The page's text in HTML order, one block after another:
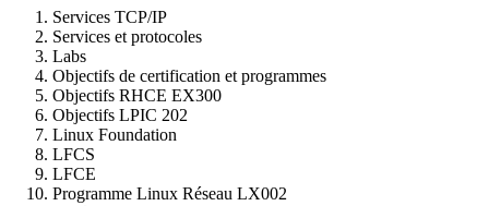
Services TCP/IP
Services et protocoles
Labs
Objectifs de certification et programmes
Objectifs RHCE EX300
Objectifs LPIC 202
Linux Foundation
LFCS
LFCE
Programme Linux Réseau LX002